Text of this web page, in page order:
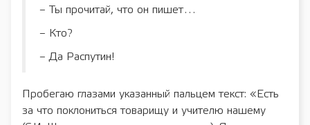
– Ты прочитай, что он пишет…
– Кто?
– Да Распутин!
Пробегаю глазами указанный пальцем текст: «Есть
за что поклониться товарищу и учителю нашему